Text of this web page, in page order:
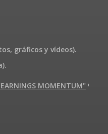
gráficos y vídeos).
MOMENTUM" ¡